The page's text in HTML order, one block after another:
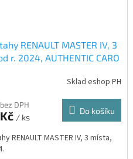
RENAULT MASTER IV, 3
r. 2024, AUTHENTIC CARO
Sklad eshop PH
DPH
/ ks
Do košíku
RENAULT MASTER IV, 3 místa,